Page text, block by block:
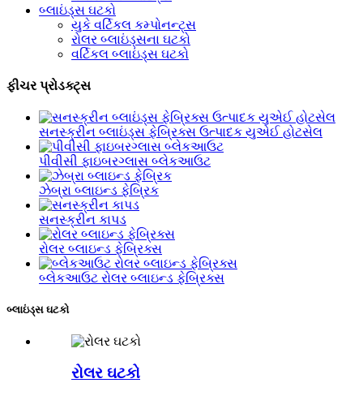
બ્લાઇંડ્સ ઘટકો
યુકે વર્ટિકલ કમ્પોનન્ટ્સ
રોલર બ્લાઇંડ્સના ઘટકો
વર્ટિકલ બ્લાઇંડ્સ ઘટકો
ફીચર પ્રોડક્ટ્સ
સનસ્ક્રીન બ્લાઇંડ્સ ફેબ્રિક્સ ઉત્પાદક યુએઈ હોટસેલ
પીવીસી ફાઇબરગ્લાસ બ્લેકઆઉટ
ઝેબ્રા બ્લાઇન્ડ ફેબ્રિક
સનસ્ક્રીન કાપડ
રોલર બ્લાઇન્ડ ફેબ્રિક્સ
બ્લેકઆઉટ રોલર બ્લાઇન્ડ ફેબ્રિક્સ
બ્લાઇંડ્સ ઘટકો
રોલર ઘટકો